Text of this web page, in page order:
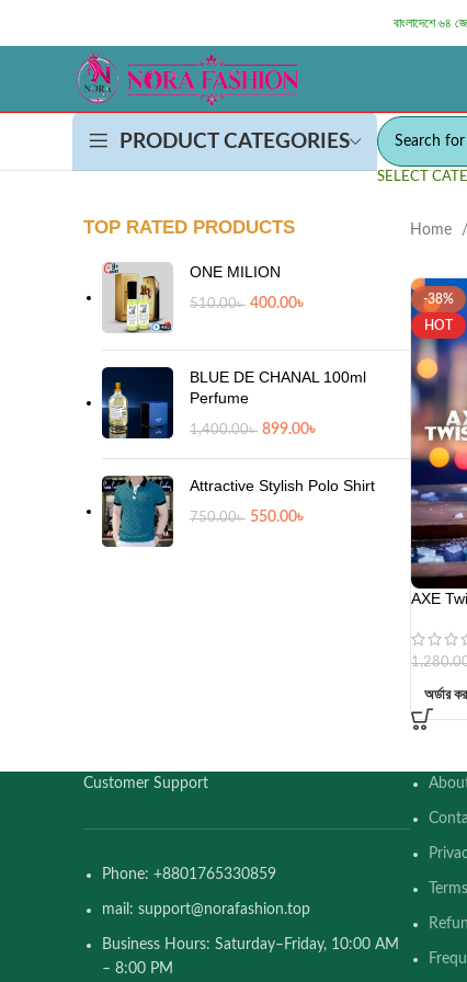
বাংলাদেশে ৬৪
PRODUCT CATEGORIES
SELECT
TOP RATED PRODUCTS
ONE MILION
510.00৳ 400.00৳
BLUE DE CHANAL 100ml
Perfume
1,400.00৳ 899.00৳
Attractive Stylish Polo Shirt
750.00৳ 550.00৳
Home
-38%
HOT
AXE
অর্ডার
Customer Support
Phone: +8801765330859
mail: support@norafashion.top
Business Hours: Saturday–Friday, 10:00 AM
– 8:00 PM